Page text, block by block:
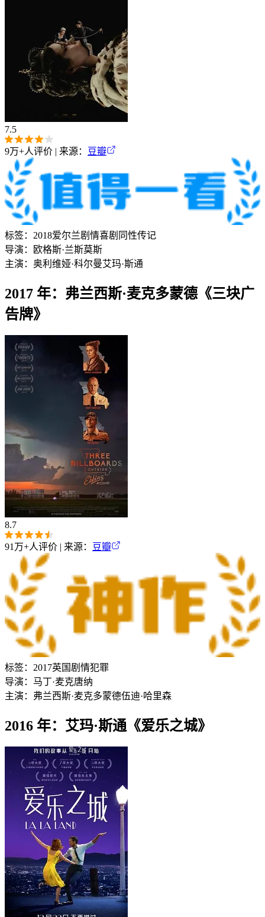
7.5
9万+人评价 | 来源： 豆瓣
标签： 2018爱尔兰剧情喜剧 同性传记
导演：
欧格斯·兰斯莫斯
主演： 奥利维娅·科尔曼艾玛·斯通
2017 年：弗兰西斯·麦克多蒙德《三块广
告牌》
8.7
91万+人评价 | 来源： 豆瓣
标签： 2017英国剧情犯罪
导演： 马丁·麦克唐纳
主演： 弗兰西斯·麦克多蒙德伍迪·哈里森
2016 年：艾玛·斯通《爱乐之城》